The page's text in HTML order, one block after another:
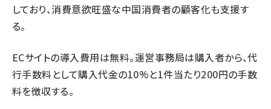
しており、消費意欲旺盛な中国消費者の顧客化も支援す
る。
ECサイトの導入費用は無料。運営事務局は購入者から、代
行手数料として購入代金の10%と1件当たり200円の手数
料を徴収する。